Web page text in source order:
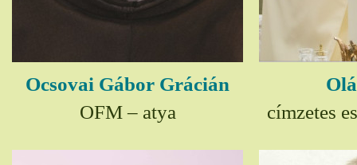
Ocsovai Gábor Grácián
OFM – atya
címzetes